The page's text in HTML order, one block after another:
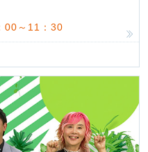
00～11：30